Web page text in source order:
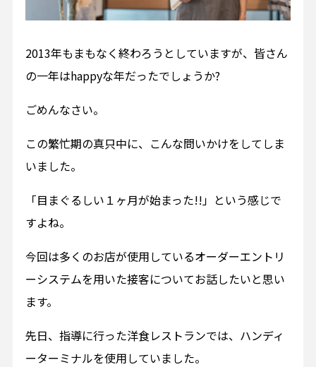
2013年もまもなく終わろうとしていますが、皆さん
の一年はhappyな年だったでしょうか?
ごめんなさい。
この繁忙期の真只中に、こんな問いかけをしてしま
いました。
「目まぐるしい１ヶ月が始まった!!」という感じで
すよね。
今回は多くのお店が使用しているオーダーエントリ
ーシステムを用いた接客についてお話したいと思い
ます。
先日、指導に行った洋食レストランでは、ハンディ
ーターミナルを使用していました。